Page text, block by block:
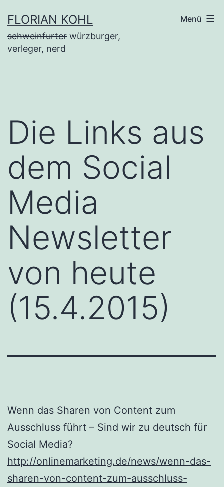
Inhalt
springen
FLORIAN KOHL
schweinfurter würzburger,
verleger, nerd
Menü
Die Links aus
dem Social
Media
Newsletter
von heute
(15.4.2015)
Wenn das Sharen von Content zum
Ausschluss führt – Sind wir zu deutsch für
Social Media?
http://onlinemarketing.de/news/wenn-das-
sharen-von-content-zum-ausschluss-